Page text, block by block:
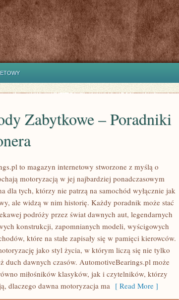
Zabytkowe – Poradniki
to magazyn internetowy stworzone z myślą o
motoryzacją w jej najbardziej ponadczasowym
dla tych, którzy nie patrzą na samochód wyłącznie jak
ale widzą w nim historię. Każdy poradnik może stać
podróży przez świat dawnych aut, legendarnych
konstrukcji, zapomnianych modeli, wyścigowych
które na stałe zapisały się w pamięci kierowców.
jako styl życia, w którym liczą się nie tylko
duch dawnych czasów. AutomotiveBearings.pl może
miłośników klasyków, jak i czytelników, którzy
dlaczego dawna motoryzacja ma [ Read More ]